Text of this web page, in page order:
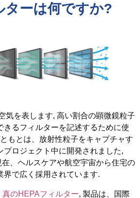
ターは何ですか?
気を表します, 高い割合の顕微鏡粒子
きるフィルターを記述するために使
もとは、放射性粒子をキャプチャす
プロジェクト中に開発されました,
、ヘルスケアや航空宇宙から住宅の
界で広く採用されています.
真のHEPAフィルター, 製品は、国際